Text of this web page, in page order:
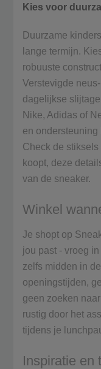
Kies voor
Duurzame
lange termijn.
robuuste
Verstevigde
dagelijkse
Nike, Adidas of
en
Check de
koopt, deze
van de sneaker.
Winkel
Je shopt op
jou past - vroeg
zelfs midden in
openingstijden,
geen zoeken
rustig door het
tijdens je
Inspiratie en